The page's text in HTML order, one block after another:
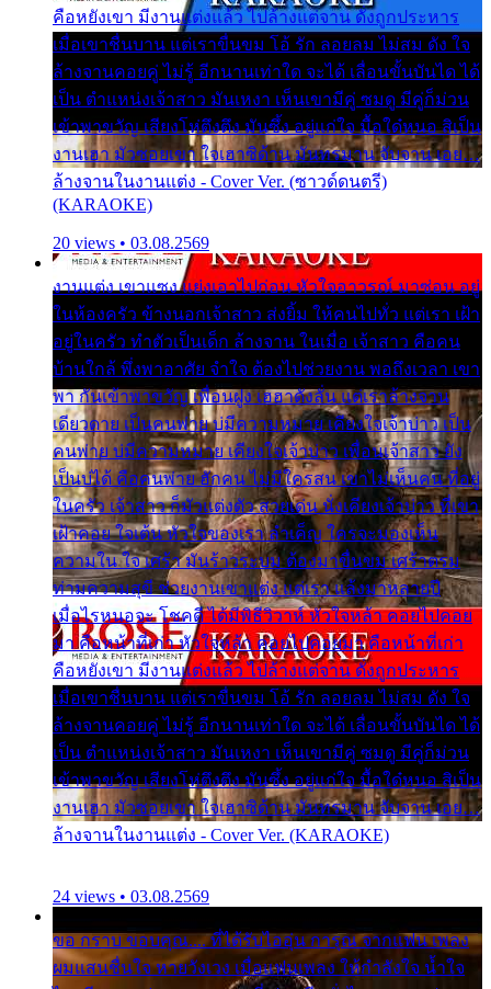
คือหยังเขา มีงานแต่งแล้ว ไปล้างแต่จาน ดั่งถูกประหาร
เมื่อเขาชื่นบาน แต่เราขื่นขม โอ้ รัก ลอยลม ไม่สม ดัง ใจ
ล้างจานคอยคู่ ไม่รู้ อีกนานเท่าใด จะได้ เลื่อนขั้นบันได ได้
เป็น ตำแหน่งเจ้าสาว มันเหงา เห็นเขามีคู่ ซมดู มีคู่ก็ม่วน
เข้าพาขวัญ เสียงโห่ตึงตึง มันซึ้ง อยู่แก่ใจ มื้อใด๋หนอ สิเป็น
งานเฮา มัวซอยเขา ใจเฮาซิด้าน มันทรมาน จับจาน เอย…
ล้างจานในงานแต่ง - Cover Ver. (ซาวด์ดนตรี)
(KARAOKE)
20 views • 03.08.2569
งานแต่ง เขาแซง แย่งเอาไปก่อน หัวใจอาวรณ์ มาซ่อน อยู่
ในห้องครัว ข้างนอกเจ้าสาว ส่งยิ้ม ให้คนไปทั่ว แต่เรา เฝ้า
อยู่ในครัว ทำตัวเป็นเด็ก ล้างจาน ในเมื่อ เจ้าสาว คือคน
บ้านใกล้ พึ่งพาอาศัย จำใจ ต้องไปช่วยงาน พอถึงเวลา เขา
พา กันเข้าพาขวัญ เพื่อนฝูง เฮฮาดังลั่น แต่เราล้างจาน
เดียวดาย เป็นคนพ่าย บ่มีความหมาย เคียงใจเจ้าบ่าว เป็น
คนพ่าย บ่มีความหมาย เคียงใจเจ้าบ่าว เพื่อนเจ้าสาว ยัง
เป็นบ่ได้ คือคนพ่าย ฮักคน ไม่มีใครสน เขาไม่เห็นคน ที่อยู่
ในครัว เจ้าสาว ก็มัวแต่งตัว สวยเด่น นั่งเคียงเจ้าบ่าว ที่เขา
เฝ้าคอย ใจเต้น หัวใจของเรา ลำเค็ญ ใครจะมองเห็น
ความใน ใจ เศร้า มันร้าวระบม ต้องมาขื่นขม เศร้าตรม
ท่ามความสุขี ช่วยงานเขาแต่ง แต่เรา แล้งมาหลายปี
เมื่อไรหนอจะ โชคดี ได้มีพิธีวิวาห์ หัวใจหล้า คอยไปคอย
มา คือหน้าที่เก่า หัวใจหล้า คอยไปคอยมา คือหน้าที่เก่า
คือหยังเขา มีงานแต่งแล้ว ไปล้างแต่จาน ดั่งถูกประหาร
เมื่อเขาชื่นบาน แต่เราขื่นขม โอ้ รัก ลอยลม ไม่สม ดัง ใจ
ล้างจานคอยคู่ ไม่รู้ อีกนานเท่าใด จะได้ เลื่อนขั้นบันได ได้
เป็น ตำแหน่งเจ้าสาว มันเหงา เห็นเขามีคู่ ซมดู มีคู่ก็ม่วน
เข้าพาขวัญ เสียงโห่ตึงตึง มันซึ้ง อยู่แก่ใจ มื้อใด๋หนอ สิเป็น
งานเฮา มัวซอยเขา ใจเฮาซิด้าน มันทรมาน จับจาน เอย…
ล้างจานในงานแต่ง - Cover Ver. (KARAOKE)
24 views • 03.08.2569
ขอ กราบ ขอบคุณ.... ที่ได้รับไออุ่น การุณ จากแฟน เพลง
ผมแสนชื่นใจ หายวังเวง เมื่อแฟนเพลง ให้กำลังใจ น้ำใจ